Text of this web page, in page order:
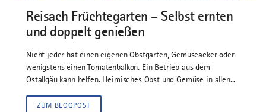
Reisach Früchtegarten – Selbst ernten
und doppelt genießen
Nicht jeder hat einen eigenen Obstgarten, Gemüseacker oder
wenigstens einen Tomatenbalkon. Ein Betrieb aus dem
Ostallgäu kann helfen. Heimisches Obst und Gemüse in allen...
ZUM BLOGPOST